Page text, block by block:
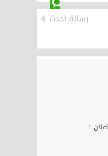
رسالة أحدث
اعلان 1